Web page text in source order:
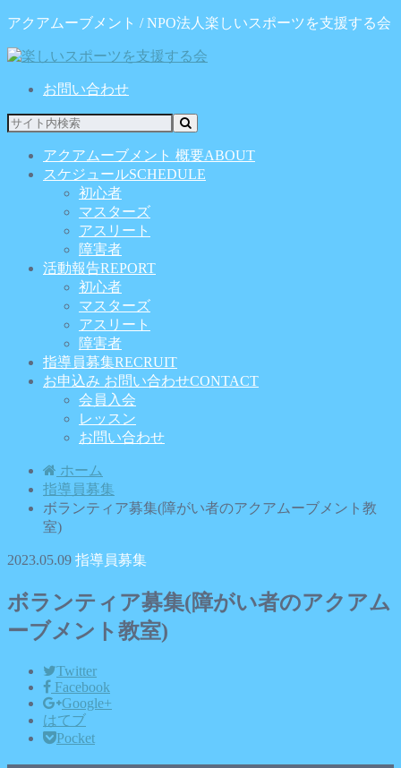
アクアムーブメント / NPO法人楽しいスポーツを支援する会
お問い合わせ
アクアムーブメント 概要ABOUT
スケジュールSCHEDULE
初心者
マスターズ
アスリート
障害者
活動報告REPORT
初心者
マスターズ
アスリート
障害者
指導員募集RECRUIT
お申込み お問い合わせCONTACT
会員入会
レッスン
お問い合わせ
ホーム
指導員募集
ボランティア募集(障がい者のアクアムーブメント教
室)
2023.05.09 指導員募集
ボランティア募集(障がい者のアクアム
ーブメント教室)
Twitter
Facebook
Google+
はてブ
Pocket